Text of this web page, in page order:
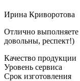
Ирина Криворотова
Отлично выполняете
довольны, респект!)
Качество продукции
Уровень сервиса
Срок изготовления